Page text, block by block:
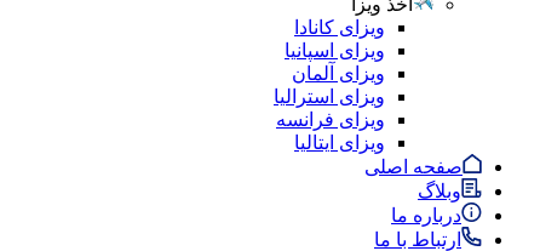
اخذ ویزا
ویزای کانادا
ویزای اسپانیا
ویزای آلمان
ویزای استرالیا
ویزای فرانسه
ویزای ایتالیا
صفحه اصلی
وبلاگ
درباره ما
ارتباط با ما